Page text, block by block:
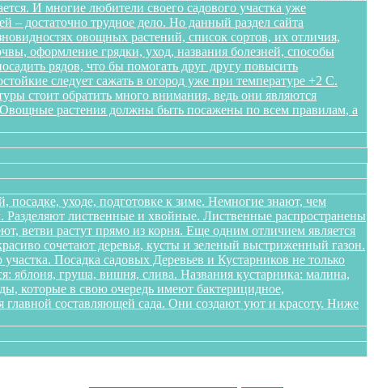
И многие любители своего садового участка уже
достаточно трудное дело. Но данный раздел сайта
овощных растений, список сортов, их отличия,
оформление грядки, уход, названия болезней, способы
рядов, что бы помогать друг другу повысить
следует сажать в огород уже при температуре +2 С.
стоит обратить много внимания, ведь они являются
растения должны быть посажены по всем правилам, а
уходе, подготовке к зиме. Немногие знают, чем
Разделяют лиственные и хвойные. Лиственные распространены
ветви растут прямо из корня. Еще одним отличием является
сочетают деревья, кусты и зеленый выстриженный газон.
Посадка садовых Деревьев и Кустарников не только
груша, вишня, слива. Названия кустарника: малина,
которые в свою очередь имеют бактерицидное,
составляющей сада. Они создают уют и красоту. Ниже